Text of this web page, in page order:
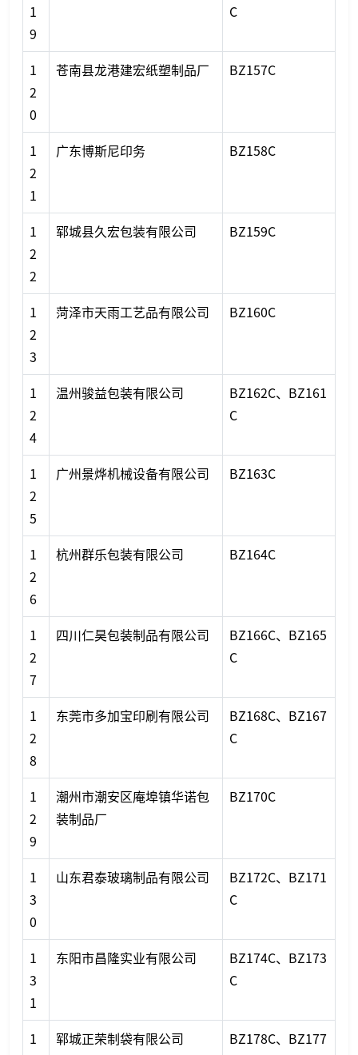
1
9
C
1
2
0
苍南县龙港建宏纸塑制品厂 BZ157C
1
2
1
广东博斯尼印务 BZ158C
1
2
2
郓城县久宏包装有限公司 BZ159C
1
2
3
菏泽市天雨工艺品有限公司 BZ160C
1
2
4
温州骏益包装有限公司
BZ162C、BZ161
C
1
2
5
广州景烨机械设备有限公司 BZ163C
1
2
6
杭州群乐包装有限公司 BZ164C
1
2
7
四川仁昊包装制品有限公司
BZ166C、BZ165
C
1
2
8
东莞市多加宝印刷有限公司
BZ168C、BZ167
C
1
2
9
潮州市潮安区庵埠镇华诺包
装制品厂
BZ170C
1
3
0
山东君泰玻璃制品有限公司
BZ172C、BZ171
C
1
3
1
东阳市昌隆实业有限公司
BZ174C、BZ173
C
1
郓城正荣制袋有限公司
BZ178C、BZ177